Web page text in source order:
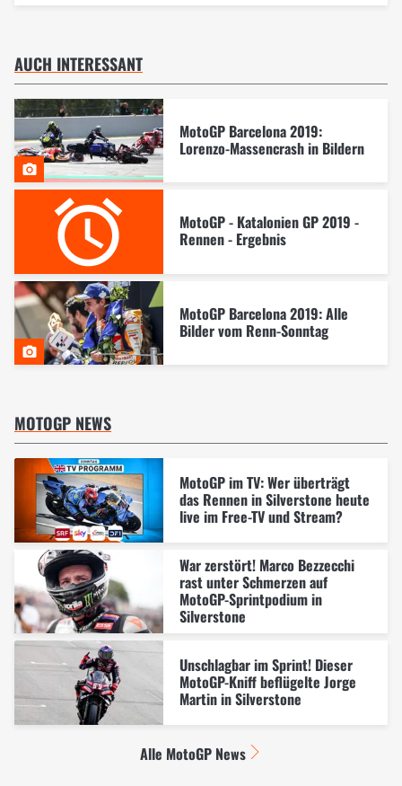
AUCH INTERESSANT
MotoGP Barcelona 2019:
Lorenzo-Massencrash in Bildern
MotoGP - Katalonien GP 2019 -
Rennen - Ergebnis
MotoGP Barcelona 2019: Alle
Bilder vom Renn-Sonntag
MOTOGP NEWS
MotoGP im TV: Wer überträgt
das Rennen in Silverstone heute
live im Free-TV und Stream?
War zerstört! Marco Bezzecchi
rast unter Schmerzen auf
MotoGP-Sprintpodium in
Silverstone
Unschlagbar im Sprint! Dieser
MotoGP-Kniff beflügelte Jorge
Martin in Silverstone
Alle MotoGP News